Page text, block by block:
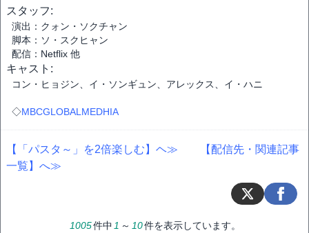
スタッフ:
演出：クォン・ソクチャン
脚本：ソ・スクヒャン
配信：Netflix 他
キャスト:
コン・ヒョジン、イ・ソンギュン、アレックス、イ・ハニ
◇MBCGLOBALMEDHIA
【「パスタ～」を2倍楽しむ】ヘ≫
【配信先・関連記事
一覧】へ≫
1005件中 1 ～ 10件を表示しています。